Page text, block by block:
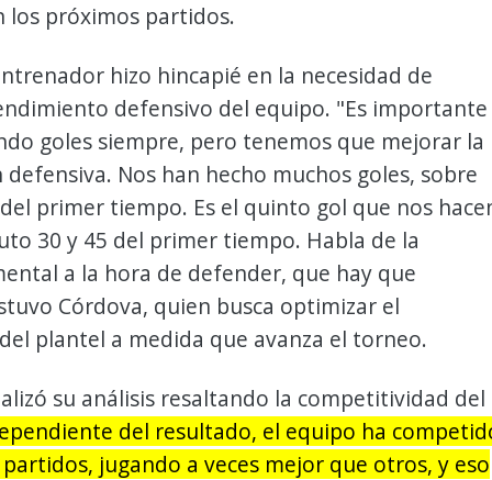
los próximos partidos.
hizo hincapié en la necesidad de
defensivo del equipo. "Es importante
goles siempre, pero tenemos que mejorar la
Nos han hecho muchos goles, sobre
primer tiempo. Es el quinto gol que nos
30 y 45 del primer tiempo. Habla de la
a la hora de defender, que hay que
Córdova, quien busca optimizar el
plantel a medida que avanza el torneo.
su análisis resaltando la competitividad del
del resultado, el equipo ha
jugando a veces mejor que otros, y eso